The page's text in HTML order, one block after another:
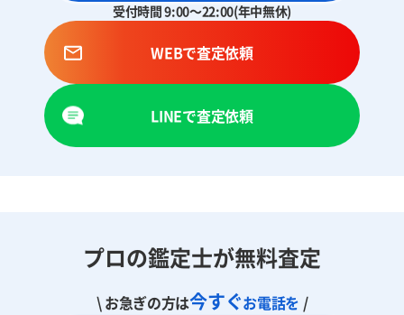
受付時間 9:00～22:00(年中無休)
WEBで査定依頼
LINEで査定依頼
プロの鑑定士が無料査定
\ お急ぎの方は今すぐお電話を /